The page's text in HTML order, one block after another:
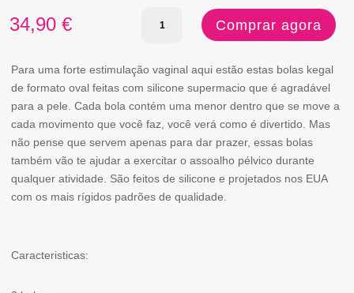
34,90 €
Quantidade
PRETTY
LOVE
ALICE
Comprar agora
Para uma forte estimulação vaginal aqui estão estas bolas kegal
de formato oval feitas com silicone supermacio que é agradável
para a pele. Cada bola contém uma menor dentro que se move a
cada movimento que você faz, você verá como é divertido. Mas
não pense que servem apenas para dar prazer, essas bolas
também vão te ajudar a exercitar o assoalho pélvico durante
qualquer atividade. São feitos de silicone e projetados nos EUA
com os mais rígidos padrões de qualidade.
Caracteristicas: